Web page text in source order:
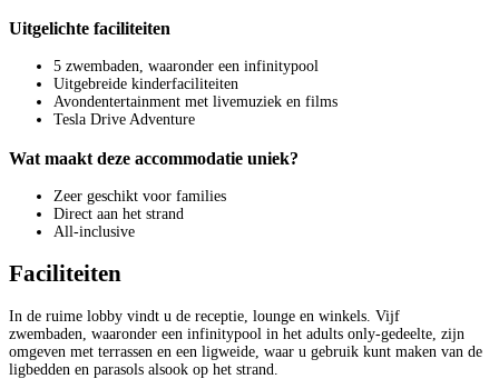
Uitgelichte faciliteiten
5 zwembaden, waaronder een infinitypool
Uitgebreide kinderfaciliteiten
Avondentertainment met livemuziek en films
Tesla Drive Adventure
Wat maakt deze accommodatie uniek?
Zeer geschikt voor families
Direct aan het strand
All-inclusive
Faciliteiten
In de ruime lobby vindt u de receptie, lounge en winkels. Vijf
zwembaden, waaronder een infinitypool in het adults only-gedeelte, zijn
omgeven met terrassen en een ligweide, waar u gebruik kunt maken van de
ligbedden en parasols alsook op het strand.